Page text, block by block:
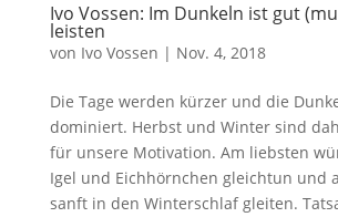
Ivo Vossen: Im Dunkeln ist gut
leisten
von Ivo Vossen | Nov. 4, 2018
Die Tage werden kürzer und die
dominiert. Herbst und Winter sind
für unsere Motivation. Am liebsten
Igel und Eichhörnchen gleichtun und
sanft in den Winterschlaf gleiten.